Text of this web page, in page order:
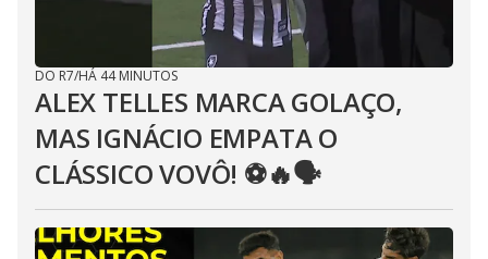
DO R7/HÁ 44 MINUTOS
ALEX TELLES MARCA GOLAÇO,
MAS IGNÁCIO EMPATA O
CLÁSSICO VOVÔ! ⚽️🔥🗣